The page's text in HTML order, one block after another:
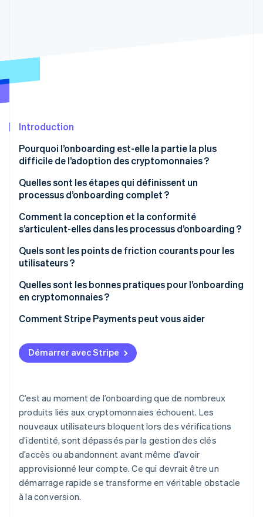
Climate
Vérification de l'identité
Stripe Sessions 2026
Découvrez comment Stripe construit l’infrastructure
Regarder la vidéo
Introduction
Pourquoi l’onboarding est-elle la partie la plus
difficile de l’adoption des cryptomonnaies ?
Quelles sont les étapes qui définissent un
processus d’onboarding complet ?
1. Création de compte
2. Vérification de l’identité
3. Conservation des wallets et des clés
4. Première transaction et sensibilisation
Comment la conception et la conformité
s’articulent-elles dans les processus d’onboarding ?
La connaissance du client (KYC) au bon moment
Contrôles d’identité adaptés
Quels sont les points de friction courants pour les
utilisateurs ?
Utilisateurs particuliers
Utilisateurs institutionnels
Quelles sont les bonnes pratiques pour l’onboarding
en cryptomonnaies ?
Saisie simple
Vérification progressive et adaptative
Sensibilisation intégrée
Amélioration constante
Comment Stripe Payments peut vous aider
Démarrer avec Stripe
C’est au moment de l’onboarding que de nombreux
produits liés aux cryptomonnaies échouent. Les
nouveaux utilisateurs bloquent lors des vérifications
d’identité, sont dépassés par la gestion des clés
d’accès ou abandonnent avant même d’avoir
approvisionné leur compte. Ce qui devrait être un
démarrage rapide se transforme en véritable obstacle
à la conversion.